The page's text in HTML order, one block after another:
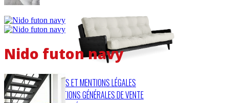
COOKIES ET MENTIONS LÉGALES
CONDITIONS GÉNÉRALES DE VENTE
Nido futon navy